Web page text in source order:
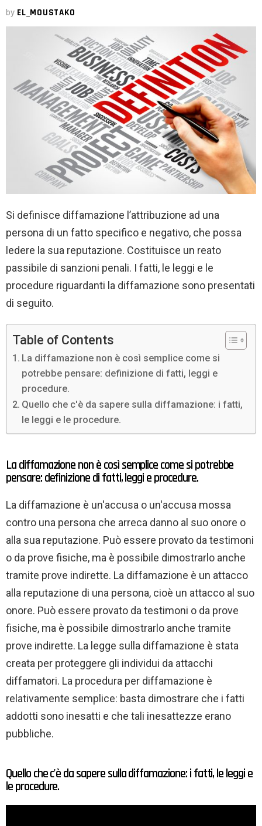
by EL_MOUSTAKO
Si definisce diffamazione l’attribuzione ad una
persona di un fatto specifico e negativo, che possa
ledere la sua reputazione. Costituisce un reato
passibile di sanzioni penali. I fatti, le leggi e le
procedure riguardanti la diffamazione sono presentati
di seguito.
Table of Contents
La diffamazione non è così semplice come si
potrebbe pensare: definizione di fatti, leggi e
procedure.
Quello che c'è da sapere sulla diffamazione: i fatti,
le leggi e le procedure.
La diffamazione non è così semplice come si potrebbe
pensare: definizione di fatti, leggi e procedure.
La diffamazione è un'accusa o un'accusa mossa
contro una persona che arreca danno al suo onore o
alla sua reputazione. Può essere provato da testimoni
o da prove fisiche, ma è possibile dimostrarlo anche
tramite prove indirette. La diffamazione è un attacco
alla reputazione di una persona, cioè un attacco al suo
onore. Può essere provato da testimoni o da prove
fisiche, ma è possibile dimostrarlo anche tramite
prove indirette. La legge sulla diffamazione è stata
creata per proteggere gli individui da attacchi
diffamatori. La procedura per diffamazione è
relativamente semplice: basta dimostrare che i fatti
addotti sono inesatti e che tali inesattezze erano
pubbliche.
Quello che c'è da sapere sulla diffamazione: i fatti, le leggi e
le procedure.